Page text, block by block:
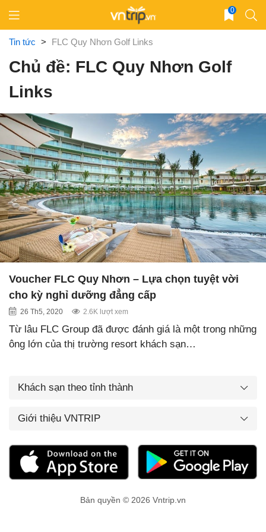
content
0
Tin tức > FLC Quy Nhơn Golf Links
Chủ đề: FLC Quy Nhơn Golf
Links
Voucher FLC Quy Nhơn – Lựa chọn tuyệt vời
cho kỳ nghỉ dưỡng đẳng cấp
26 Th5, 2020 2.6K lượt xem
Từ lâu FLC Group đã được đánh giá là một trong những
ông lớn của thị trường resort khách sạn…
Khách sạn theo tỉnh thành
Giới thiệu VNTRIP
Bản quyền © 2026 Vntrip.vn